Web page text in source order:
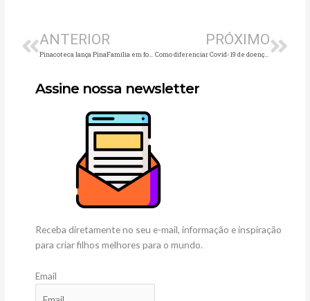
ANTERIOR
Pinacoteca lança PinaFamília em formato digital
PRÓXIMO
Como diferenciar Covid-19 de doenças respiratórias?
Assine nossa newsletter
Receba diretamente no seu e-mail, informação e inspiração
para criar filhos melhores para o mundo.
Email